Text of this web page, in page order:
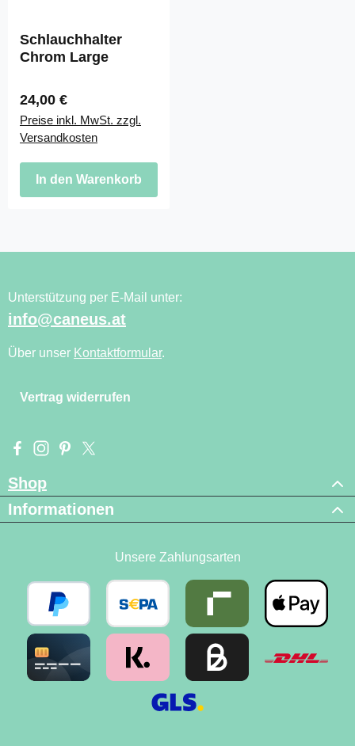
Schlauchhalter
Chrom Large
Regulärer Preis:
24,00 €
Preise inkl. MwSt. zzgl.
Versandkosten
In den Warenkorb
Unterstützung per E-Mail unter:
info@caneus.at
Über unser Kontaktformular.
Vertrag widerrufen
Besuche uns auf Facebook – öffnet in neuem Tab (externer
Schau auf Instagram vorbei – öffnet in neuem Tab
Lass dich auf Pinterest inspirieren – öffnet in neuem
Folge uns auf X – öffnet in neuem Tab (externer
Shop
Informationen
Unsere Zahlungsarten